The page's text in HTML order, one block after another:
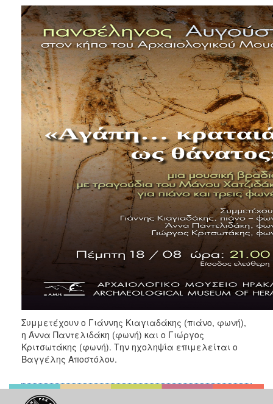
2013
2012
2011
2010
2006
ΔΗΜΟΤΗΣ
ΕΠΙΣΚΕΠΤΗΣ
Συμμετέχουν ο Γιάννης Κιαγιαδάκης (πιάνο, φωνή),
η Άννα Παντελιδάκη (φωνή) και ο Γιώργος
Κριτσωτάκης (φωνή). Την ηχοληψία επιμελείται ο
Βαγγέλης Αποστόλου.